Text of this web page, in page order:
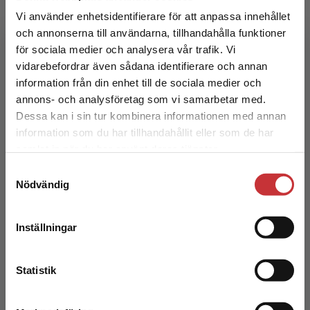
Vi använder enhetsidentifierare för att anpassa innehållet
och annonserna till användarna, tillhandahålla funktioner
för sociala medier och analysera vår trafik. Vi
vidarebefordrar även sådana identifierare och annan
information från din enhet till de sociala medier och
annons- och analysföretag som vi samarbetar med.
Dessa kan i sin tur kombinera informationen med annan
information som du har tillhandahållit eller som de har
Nödvändig
Inställningar
Statistik
Begränsad fraktregion
Det verkar som att du besöker
studentlitteratur.se via en enhet utanför Sverige.
Vi erbjuder inte leveranser utanför Sverige. För
att kunna slutföra ett köp måste
Brandberg, Emma
359 krinkl. moms
Exkl. moms: 339 kr
214 kr